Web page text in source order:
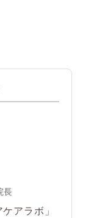
長
アラボ」